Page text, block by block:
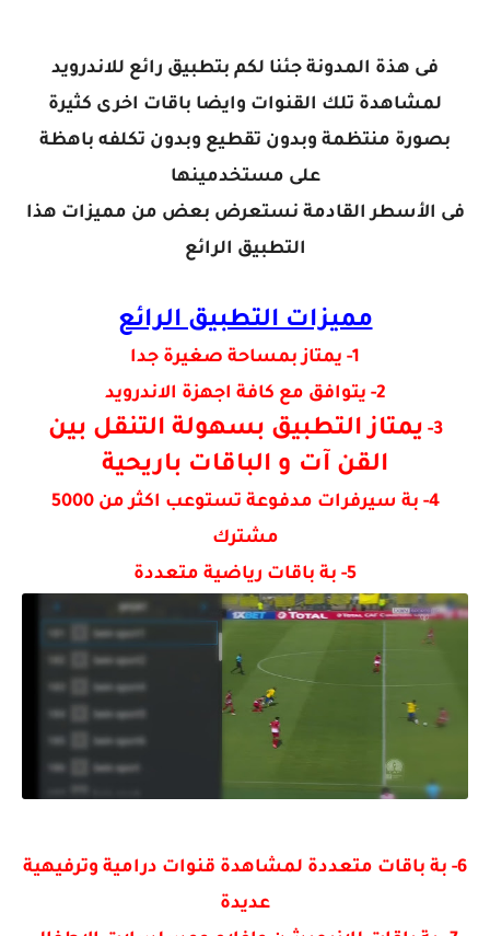
فى هذة المدونة جئنا لكم بتطبيق رائع للاندرويد
لمشاهدة تلك القنوات وايضا باقات اخرى كثيرة
بصورة منتظمة وبدون تقطيع وبدون تكلفه باهظة
على مستخدمينها
فى الأسطر القادمة نستعرض بعض من مميزات هذا
التطبيق الرائع
مميزات التطبيق الرائع
1- يمتاز بمساحة صغيرة جدا
2- يتوافق مع كافة اجهزة الاندرويد
3- يمتاز التطبيق بسهولة التنقل بين
القن آت و الباقات باريحية
4- بة سيرفرات مدفوعة تستوعب اكثر من 5000
مشترك
5- بة باقات رياضية متعددة
6- بة باقات متعددة لمشاهدة قنوات درامية وترفيهية
عديدة